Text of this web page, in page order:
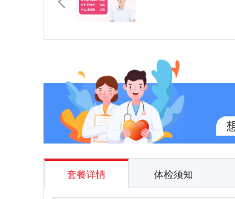
套餐详情 体检须知